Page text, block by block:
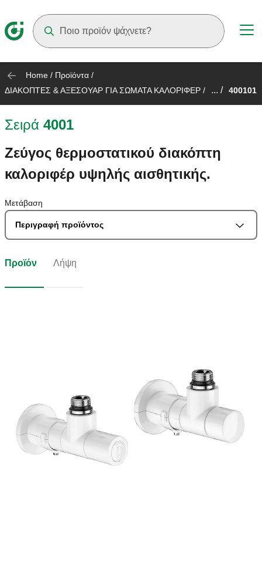
Home / Προϊόντα /
ΔΙΑΚΟΠΤΕΣ & ΑΞΕΣΟΥΑΡ ΓΙΑ ΣΩΜΑΤΑ ΚΑΛΟΡΙΦΕΡ / ... / 400101
Σειρά 4001
Ζεύγος θερμοστατικού διακόπτη
καλοριφέρ υψηλής αισθητικής.
Μετάβαση
Περιγραφή προϊόντος
Προϊόν Λήψη